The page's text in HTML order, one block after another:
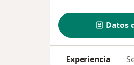
Datos
Experiencia